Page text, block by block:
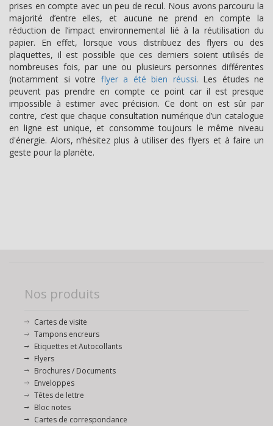
prises en compte avec un peu de recul. Nous avons parcouru la
majorité d’entre elles, et aucune ne prend en compte la
réduction de l’impact environnemental lié à la réutilisation du
papier. En effet, lorsque vous distribuez des flyers ou des
plaquettes, il est possible que ces derniers soient utilisés de
nombreuses fois, par une ou plusieurs personnes différentes
(notamment si votre flyer a été bien réussi. Les études ne
peuvent pas prendre en compte ce point car il est presque
impossible à estimer avec précision. Ce dont on est sûr par
contre, c’est que chaque consultation numérique d’un catalogue
en ligne est unique, et consomme toujours le même niveau
d'énergie. Alors, n’hésitez plus à utiliser des flyers et à faire un
geste pour la planète.
Nos produits
Cartes de visite
Tampons encreurs
Etiquettes et Autocollants
Flyers
Brochures / Documents
Enveloppes
Têtes de lettre
Bloc notes
Cartes de correspondance